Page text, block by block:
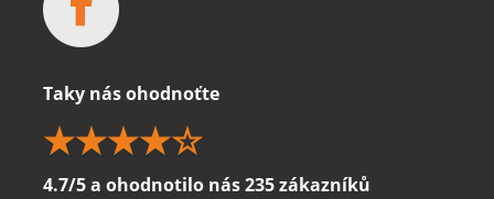
Taky nás ohodnoťte
4.7/5 a ohodnotilo nás 235 zákazníků